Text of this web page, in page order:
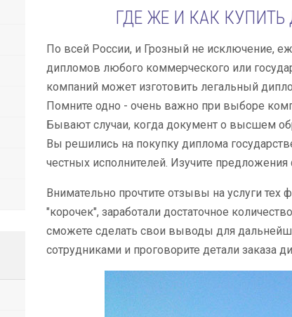
ГДЕ ЖЕ И КАК
По всей России, и Грозный не исключение,
дипломов любого коммерческого или
компаний может изготовить легальный
Помните одно - очень важно при выборе
Бывают случаи, когда документ о высшем
Вы решились на покупку диплома
честных исполнителей. Изучите
Внимательно прочтите отзывы на услуги
"корочек", заработали достаточное
сможете сделать свои выводы для
сотрудниками и проговорите детали заказа